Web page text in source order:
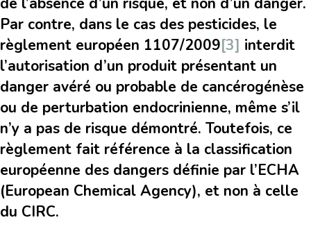
Par contre, dans le cas des pesticides, le
règlement européen 1107/2009[3] interdit
l’autorisation d’un produit présentant un
danger avéré ou probable de cancérogénèse
ou de perturbation endocrinienne, même s’il
n’y a pas de risque démontré. Toutefois, ce
règlement fait référence à la classification
européenne des dangers définie par l’ECHA
(European Chemical Agency), et non à celle
du CIRC.